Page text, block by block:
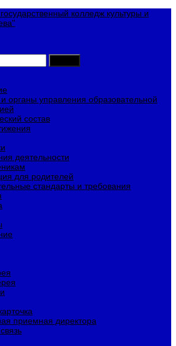
и органы управления образовательной
состав
деятельности
для родителей
стандарты и требования
приемная директора